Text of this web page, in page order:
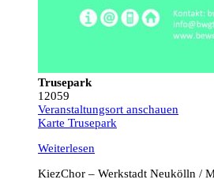
Trusepark
12059
Veranstaltungsort anschauen
Karte Trusepark
Weiterlesen
KiezChor – Werkstadt Neukölln /